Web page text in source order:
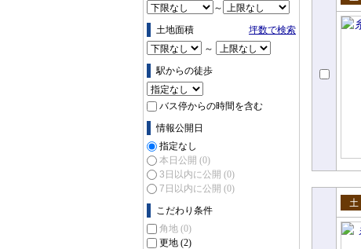
～
土地面積
坪数で検索
～
駅からの徒歩
バス停からの時間を含む
情報公開日
指定なし
本日公開 (0)
3日以内に公開 (0)
7日以内に公開 (0)
こだわり条件
角地 (0)
更地 (2)
売
売